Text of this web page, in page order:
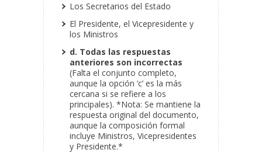
Los Secretarios del Estado
El Presidente, el Vicepresidente y
los Ministros
d. Todas las respuestas
anteriores son incorrectas
(Falta el conjunto completo,
aunque la opción ‘c’ es la más
cercana si se refiere a los
principales). *Nota: Se mantiene la
respuesta original del documento,
aunque la composición formal
incluye Ministros, Vicepresidentes
y Presidente.*